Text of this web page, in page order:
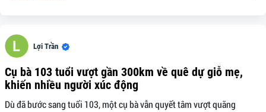
Lợi Trần
Cụ bà 103 tuổi vượt gần 300km về quê dự giỗ mẹ,
khiến nhiều người xúc động
Dù đã bước sang tuổi 103, một cụ bà vẫn quyết tâm vượt quãng